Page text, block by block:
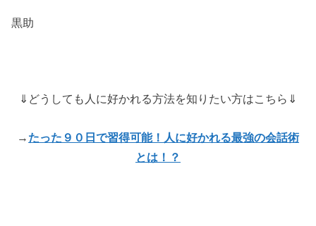
黒助
⇓どうしても人に好かれる方法を知りたい方はこちら⇓
→ たった９０日で習得可能！人に好かれる最強の会話術
とは！？